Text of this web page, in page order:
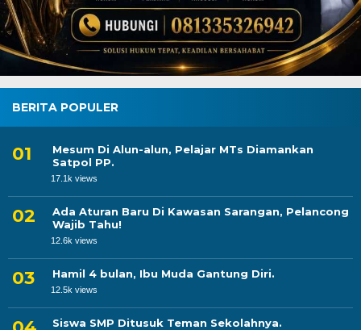
BERITA POPULER
Mesum Di Alun-alun, Pelajar MTs Diamankan
Satpol PP.
17.1k views
Ada Aturan Baru Di Kawasan Sarangan, Pelancong
Wajib Tahu!
12.6k views
Hamil 4 bulan, Ibu Muda Gantung Diri.
12.5k views
Siswa SMP Ditusuk Teman Sekolahnya.